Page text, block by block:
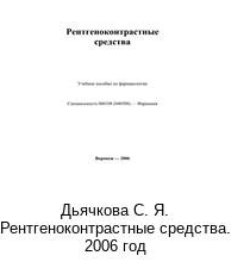
Дьячкова С. Я.
Рентгеноконтрастные средства.
2006 год